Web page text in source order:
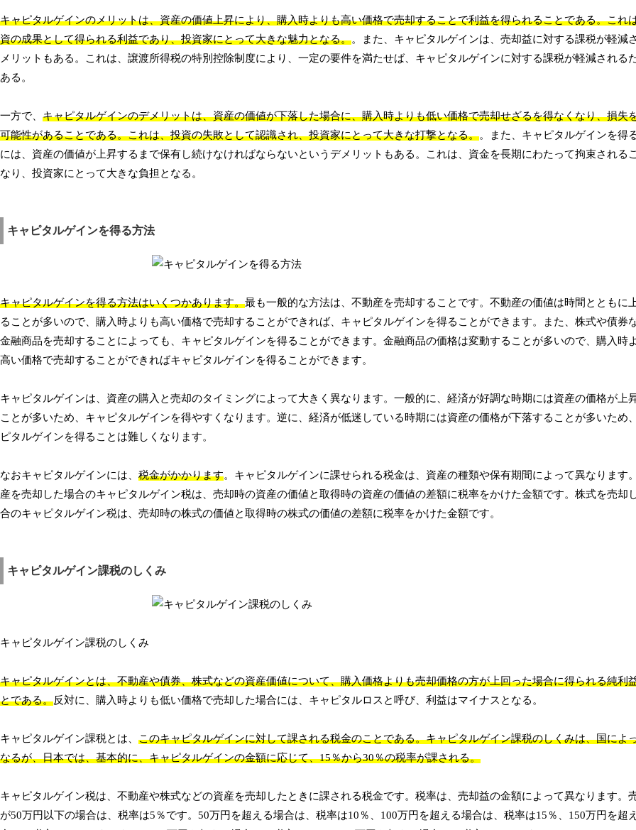
キャピタルゲインのメリットは、資産の価値上昇により、購入時よりも高い価格で売却することで利益を得られることである。これ
資の成果として得られる利益であり、投資家にとって大きな魅力となる。。また、キャピタルゲインは、売却益に対する課税が軽減
メリットもある。これは、譲渡所得税の特別控除制度により、一定の要件を満たせば、キャピタルゲインに対する課税が軽減される
ある。
一方で、 キャピタルゲインのデメリットは、資産の価値が下落した場合に、購入時よりも低い価格で売却せざるを得なくなり、損失
可能性があることである。これは、投資の失敗として認識され、投資家にとって大きな打撃となる。。また、キャピタルゲインを得
には、資産の価値が上昇するまで保有し続けなければならないというデメリットもある。これは、資金を長期にわたって拘束される
なり、投資家にとって大きな負担となる。
キャピタルゲインを得る方法
キャピタルゲインを得る方法はいくつかあります。最も一般的な方法は、不動産を売却することです。不動産の価値は時間とともに
ることが多いので、購入時よりも高い価格で売却することができれば、キャピタルゲインを得ることができます。また、株式や債券
金融商品を売却することによっても、キャピタルゲインを得ることができます。金融商品の価格は変動することが多いので、購入時
高い価格で売却することができればキャピタルゲインを得ることができます。
キャピタルゲインは、資産の購入と売却のタイミングによって大きく異なります。一般的に、経済が好調な時期には資産の価格が上
ことが多いため、キャピタルゲインを得やすくなります。逆に、経済が低迷している時期には資産の価格が下落することが多いため
ピタルゲインを得ることは難しくなります。
なおキャピタルゲインには、 税金がかかります。キャピタルゲインに課せられる税金は、資産の種類や保有期間によって異なります
産を売却した場合のキャピタルゲイン税は、売却時の資産の価値と取得時の資産の価値の差額に税率をかけた金額です。株式を売却
合のキャピタルゲイン税は、売却時の株式の価値と取得時の株式の価値の差額に税率をかけた金額です。
キャピタルゲイン課税のしくみ
キャピタルゲイン課税のしくみ
キャピタルゲインとは、不動産や債券、株式などの資産価値について、購入価格よりも売却価格の方が上回った場合に得られる純利
とである。反対に、購入時よりも低い価格で売却した場合には、キャピタルロスと呼び、利益はマイナスとなる。
キャピタルゲイン課税とは、 このキャピタルゲインに対して課される税金のことである。キャピタルゲイン課税のしくみは、国によ
なるが、日本では、基本的に、キャピタルゲインの金額に応じて、15％から30％の税率が課される。
キャピタルゲイン税は、不動産や株式などの資産を売却したときに課される税金です。税率は、売却益の金額によって異なります。
が50万円以下の場合は、税率は5％です。50万円を超える場合は、税率は10％、100万円を超える場合は、税率は15％、150万円を超